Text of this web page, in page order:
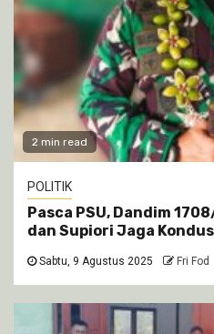
2 min read
POLITIK
Pasca PSU, Dandim
dan Supiori Jaga
Sabtu, 9 Agustus 2025 Fri Fod